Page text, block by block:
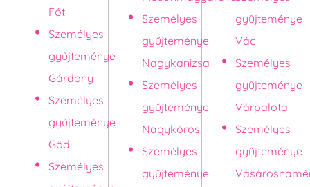
Fót
Személyes
gyűjteménye
Gárdony
Személyes
gyűjteménye
Göd
Személyes
Személyes
gyűjteménye
Nagykanizsa
Személyes
gyűjteménye
Nagykőrös
Személyes
gyűjteménye
gyűjteménye
Vác
Személyes
gyűjteménye
Várpalota
Személyes
gyűjteménye